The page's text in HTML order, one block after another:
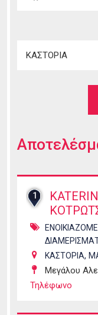
1
ΚΑΣΤΟΡΙΑ,
Μεγάλου
Τηλέφωνο